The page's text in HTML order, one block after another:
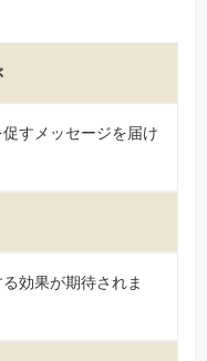
すメッセージを届け
効果が期待されま